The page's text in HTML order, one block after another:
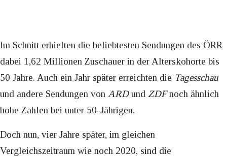
Im Schnitt erhielten die beliebtesten Sendungen des ÖRR
dabei 1,62 Millionen Zuschauer in der Alterskohorte bis
50 Jahre. Auch ein Jahr später erreichten die Tagesschau
und andere Sendungen von ARDund ZDFnoch ähnlich
hohe Zahlen bei unter 50-Jährigen.
Doch nun, vier Jahre später, im gleichen
Vergleichszeitraum wie noch 2020, sind die